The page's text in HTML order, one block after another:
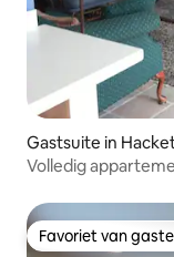
Gastsuite in
Volledig
Favoriet van
Favoriet van